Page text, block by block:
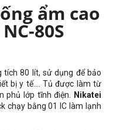
ẩm cao
80S
tích 80 lít, sử dụng để bảo
bị y tế.... Tủ được làm từ
phủ lớp tĩnh điện.
Nikatei
chạy bằng 01 IC làm lạnh